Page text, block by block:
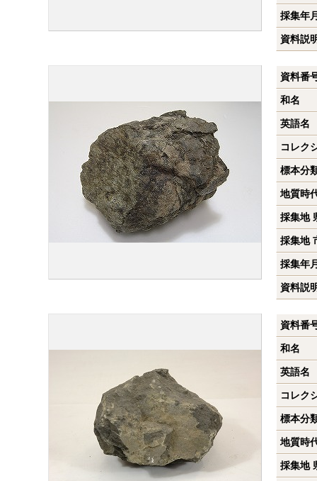
採集年
資料説
資料番
和名
英語名
コレク
標本分
地質時
採集地
採集地
採集年
資料説
資料番
和名
英語名
コレク
標本分
地質時
採集地